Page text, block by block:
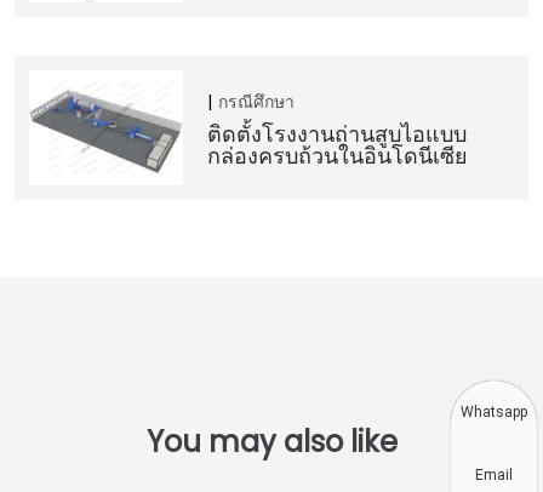
กรณีศึกษา
ติดตั้งโรงงานถ่านสูบไอแบบ
กล่องครบถ้วนในอินโดนีเซีย
Whatsapp
Email